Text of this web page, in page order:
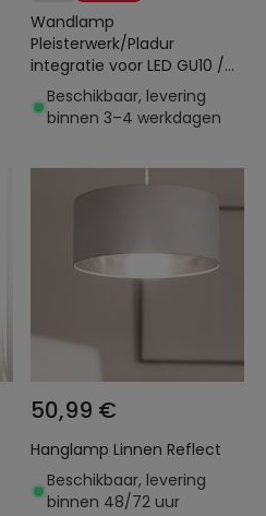
Wandlamp
Pleisterwerk/Pladur
integratie voor LED GU10 /
GU5.3 Lamp Zaagmaat
353x293 mm
Beschikbaar, levering
binnen 3–4 werkdagen
50,99 €
Hanglamp Linnen Reflect
Beschikbaar, levering
binnen 48/72 uur